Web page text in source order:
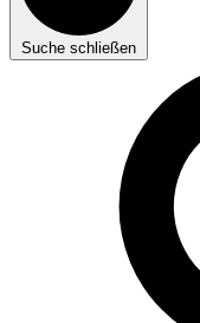
Suche schließen